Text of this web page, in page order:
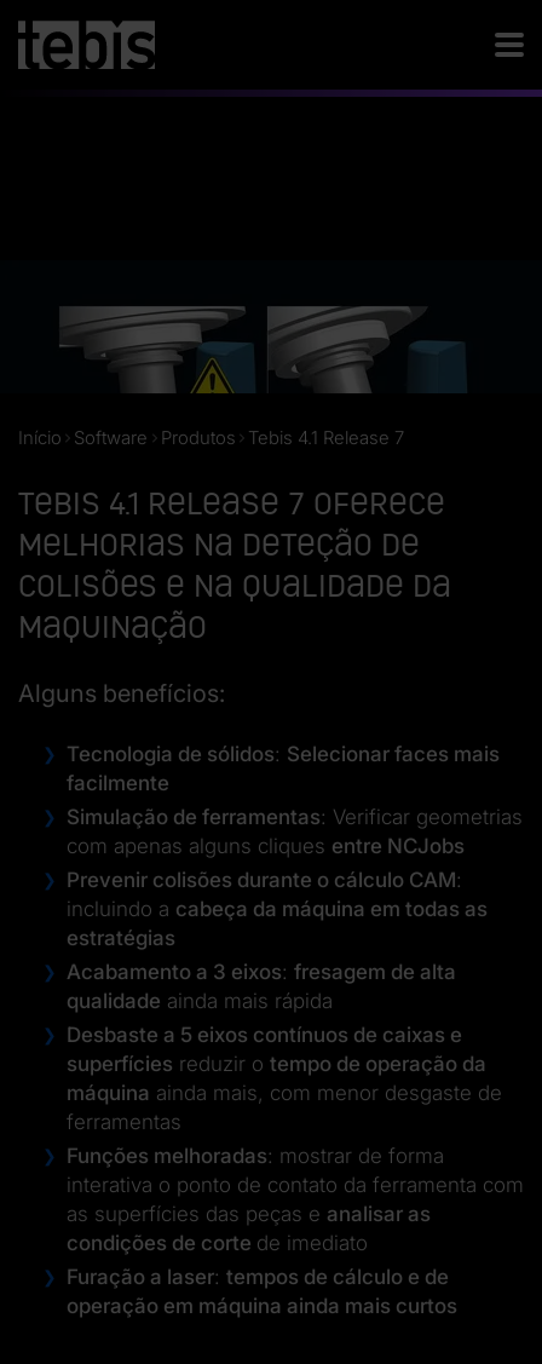
Início Software Produtos Tebis 4.1 Release 7
Tebis 4.1 Release 7 oferece
melhorias na deteção de
colisões e na qualidade da
maquinação
Alguns benefícios:
Tecnologia de sólidos: Selecionar faces mais
facilmente
Simulação de ferramentas: Verificar geometrias
com apenas alguns cliques entre NCJobs
Prevenir colisões durante o cálculo CAM:
incluindo a cabeça da máquina em todas as
estratégias
Acabamento a 3 eixos: fresagem de alta
qualidade ainda mais rápida
Desbaste a 5 eixos contínuos de caixas e
superfícies reduzir o tempo de operação da
máquina ainda mais, com menor desgaste de
ferramentas
Funções melhoradas: mostrar de forma
interativa o ponto de contato da ferramenta com
as superfícies das peças e analisar as
condições de corte de imediato
Furação a laser: tempos de cálculo e de
operação em máquina ainda mais curtos